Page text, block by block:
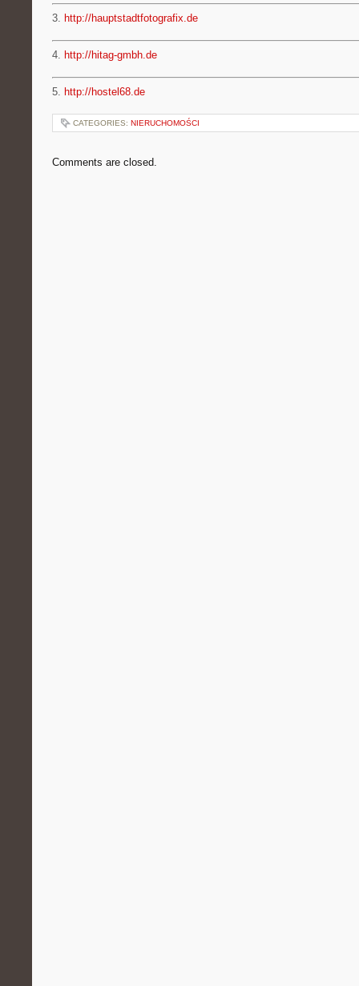
3. http://hauptstadtfotografix.de
4. http://hitag-gmbh.de
5. http://hostel68.de
CATEGORIES: NIERUCHOMOŚCI
Comments are closed.